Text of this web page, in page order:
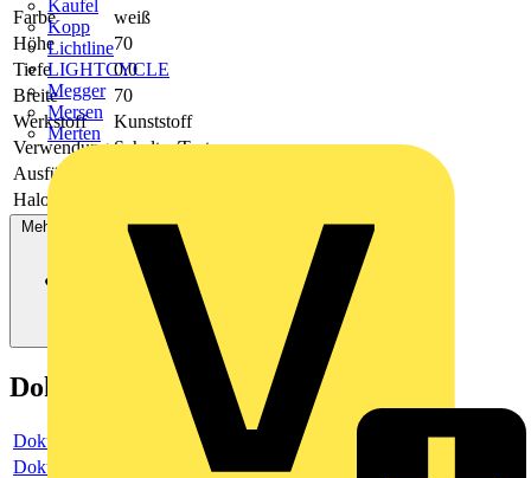
Kaufel
Kopp
Lichtline
LIGHTCYCLE
Megger
Mersen
Merten
Farbe
weiß
Höhe
70
Tiefe
0.0
Breite
70
Werkstoff
Kunststoff
Verwendung Schalter/Taster
Ausführung
Halogenfrei
Mehr anzeigen
Dokumente
Dokument
Dokument